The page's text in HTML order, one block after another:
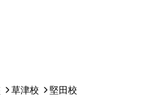
草津校 堅田校